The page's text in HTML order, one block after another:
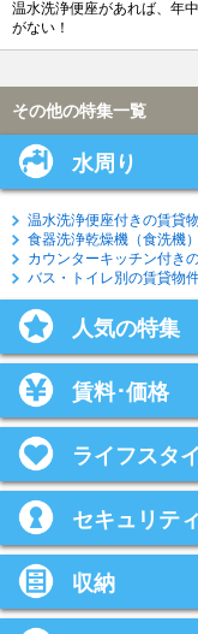
温水洗浄便座があれば、年
がない！
その他の特集一覧
水周り
温水洗浄便座付きの賃貸
食器洗浄乾燥機（食洗機
カウンターキッチン付き
バス・トイレ別の賃貸物
人気の特集
賃料･価格
ライフスタ
セキュリティ
収納